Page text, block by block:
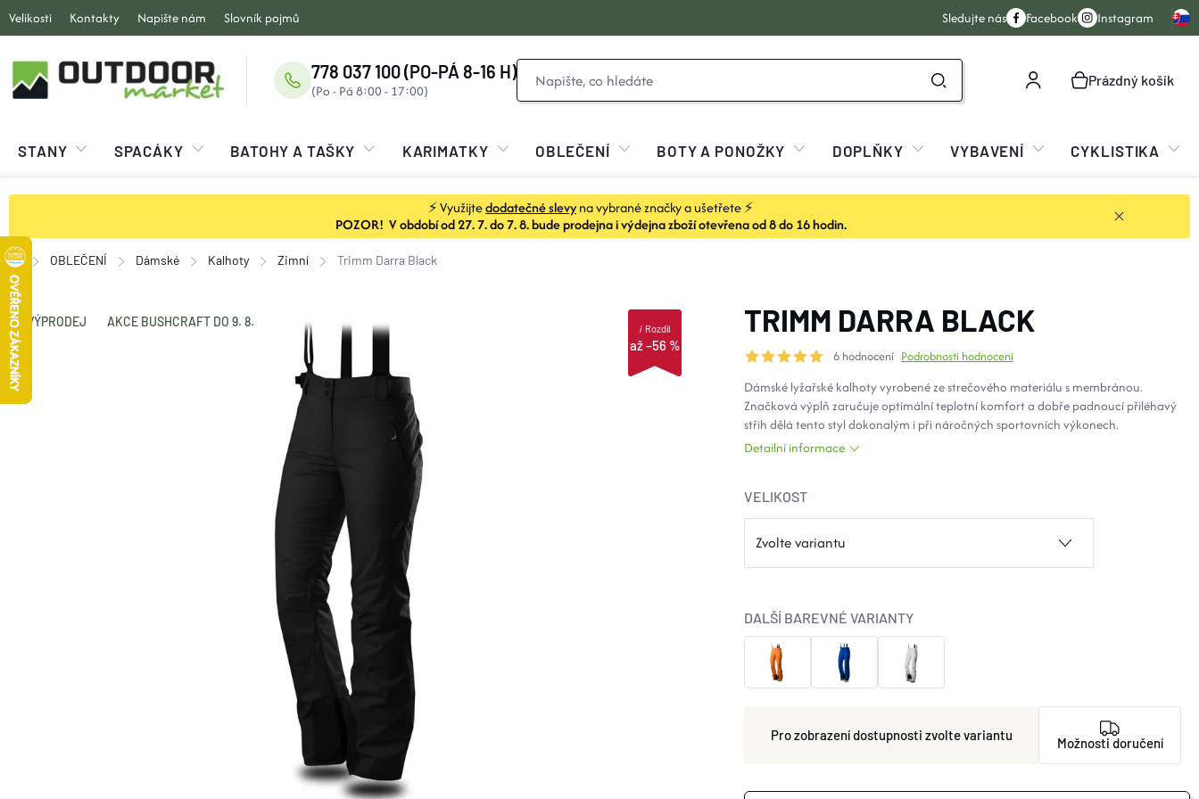
Přejít
na
obsah
⚡ Využijtedodatečné slevyna vybrané značky a ušetřete ⚡
POZOR! V období od 27. 7. do 7. 8. bude prodejna i výdejna zboží otevřena od 8 do 16 hodin.
Velikosti Kontakty Napište nám Slovník pojmů Sledujte nás Facebook Instagram
NÁKUPNÍ
Prázdný košík
778 037 100 (PO-PÁ 8-16 H)
STANY SPACÁKY BATOHY A TAŠKY KARIMATKY OBLEČENÍ BOTY A PONOŽKY DOPLŇKY VYBAVENÍ CYKLISTIKA
Domů
OBLEČENÍ Dámské Kalhoty Zimní Trimm Darra Black
VÝPRODEJ AKCE BUSHCRAFT DO 9. 8.
až –56 %
iRozdíl TRIMM DARRA BLACK
6 hodnocení Podrobnosti hodnocení
Dámské lyžařské kalhoty vyrobené ze strečového materiálu s membránou.
Značková výplň zaručuje optimální teplotní komfort a dobře padnoucí přiléhavý
střih dělá tento styl dokonalým i při náročných sportovních výkonech.
Detailní informace
VELIKOST
zvolte variantu
DALŠÍ BAREVNÉ VARIANTY
Možnosti doručení